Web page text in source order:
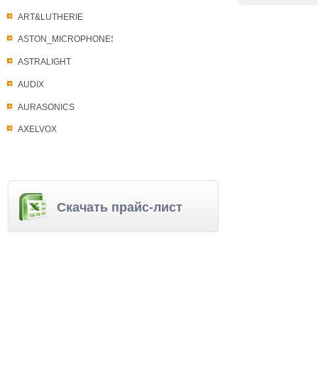
ART&LUTHERIE
ASTON_MICROPHONES
ASTRALIGHT
AUDIX
AURASONICS
AXELVOX
Скачать прайс-лист